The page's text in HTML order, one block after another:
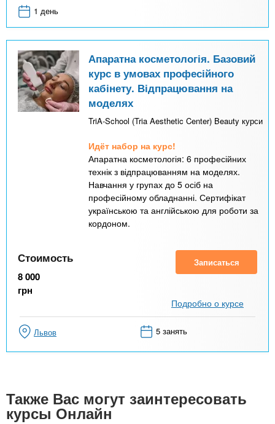
1 день
Апаратна косметологія. Базовий
курс в умовах професійного
кабінету. Відпрацювання на
моделях
TriA-School (Tria Aesthetic Center) Beauty курси
Идёт набор на курс!
Апаратна косметологія: 6 професійних
технік з відпрацюванням на моделях.
Навчання у групах до 5 осіб на
професійному обладнанні. Сертифікат
українською та англійською для роботи за
кордоном.
Стоимость
8 000
грн
Записаться
Подробно о курсе
Львов 5 занять
Также Вас могут заинтересовать
курсы Онлайн